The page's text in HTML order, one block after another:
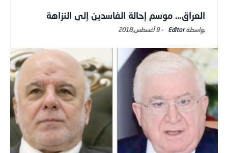
العراق… موسم إحالة الفاسدين إلى النزاهة
Editor
-9 أغسطس,2018